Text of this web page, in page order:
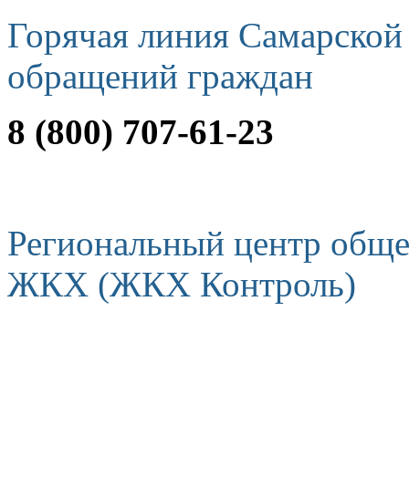
Горячая линия
обращений граждан
8 (800) 707-61-23
Региональный центр
ЖКХ (ЖКХ Контроль)